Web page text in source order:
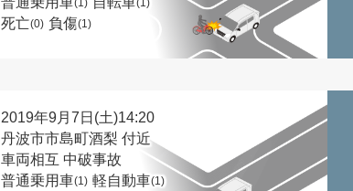
(1) (1)
死亡(0) 負傷(1)
2019年9月7日(土)14:20
丹波市市島町酒梨 付近
車両相互 中破事故
普通乗用車(1) 軽自動車(1)